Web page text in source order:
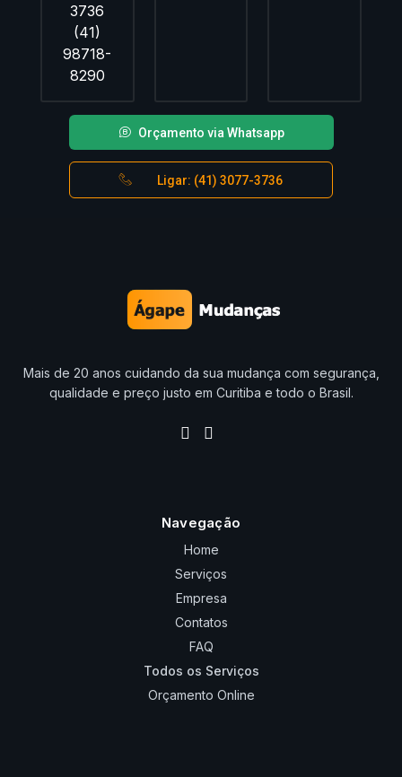
3736
(41)
98718-
8290
Orçamento via Whatsapp
Ligar: (41) 3077-3736
Mais de 20 anos cuidando da sua mudança com segurança,
qualidade e preço justo em Curitiba e todo o Brasil.
Navegação
Home
Serviços
Empresa
Contatos
FAQ
Todos os Serviços
Orçamento Online